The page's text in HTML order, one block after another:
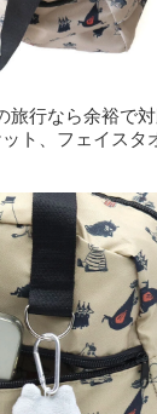
行なら余裕で
ト、フェイスタ